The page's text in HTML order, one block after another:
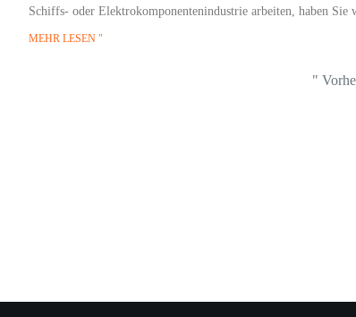
Schiffs- oder Elektrokomponentenindustrie arbeiten, haben Sie
MEHR LESEN "
"